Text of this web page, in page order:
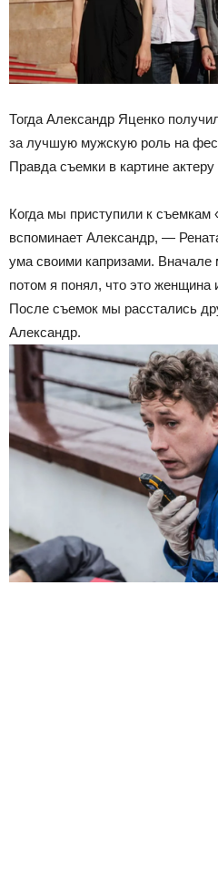
Тогда Александр Яценко
за лучшую мужскую роль на
Правда съемки в картине
Когда мы приступили к
вспоминает Александр, —
ума своими капризами.
потом я понял, что это
После съемок мы расстались
Александр.